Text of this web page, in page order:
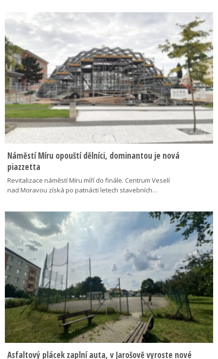
Náměstí Míru opouští dělníci, dominantou je nová
piazzetta
Revitalizace náměstí Míru míří do finále. Centrum Veselí
nad Moravou získá po patnácti letech stavebních…
Asfaltový plácek zaplní auta, v Jarošově vyroste nové